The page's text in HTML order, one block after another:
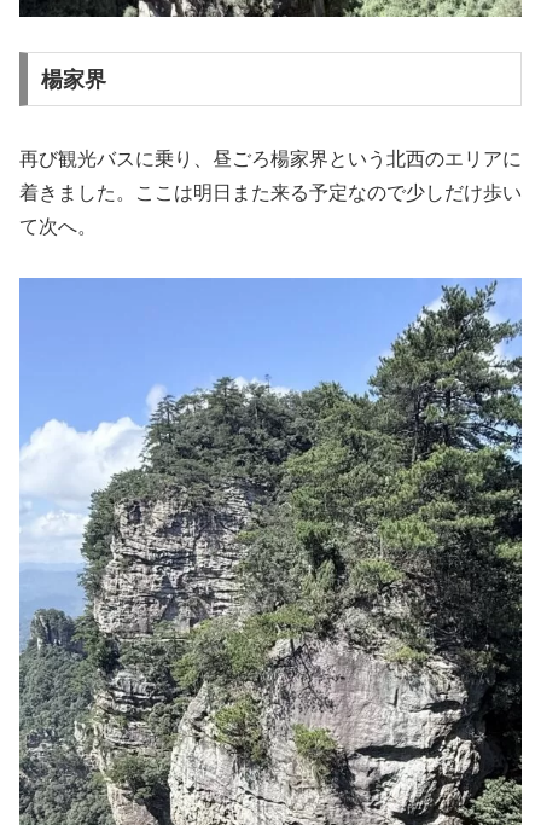
楊家界
再び観光バスに乗り、昼ごろ楊家界という北西のエリアに
着きました。ここは明日また来る予定なので少しだけ歩い
て次へ。